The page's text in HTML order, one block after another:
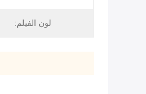
لون الفيلم: